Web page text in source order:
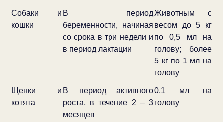
Собаки и
кошки
В период
беременности, начиная
со срока в три недели и
в период лактации
Животным с
весом до 5 кг
по 0,5 мл на
голову; более
5 кг по 1 мл на
голову
Щенки и
котята
В период активного
роста, в течение 2 – 3
месяцев
0,1 мл на
голову